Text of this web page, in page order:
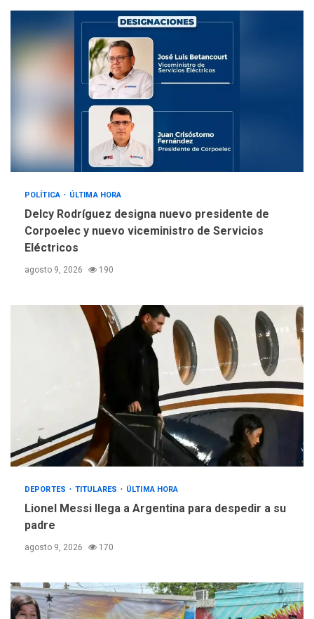
4
llevar a problemas
sanitarios y asumirse como
problema de orden público
REGIONALES
Alcaldía de Mariño climatiza
Núcleo del Sistema de
Orquestas Porlamar
POLÍTICA ÚLTIMA HORA
Delcy Rodríguez designa nuevo presidente de
Corpoelec y nuevo viceministro de Servicios
Eléctricos
agosto 9, 2026 190
DEPORTES TITULARES ÚLTIMA HORA
Lionel Messi llega a Argentina para despedir a su
padre
agosto 9, 2026 170